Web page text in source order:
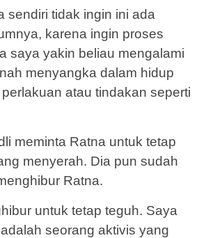
sendiri tidak ingin ini ada
karena ingin proses
saya yakin beliau mengalami
menyangka dalam hidup
atau tindakan seperti
meminta Ratna untuk tetap
menyerah. Dia pun sudah
Ratna.
untuk tetap teguh. Saya
seorang aktivis yang